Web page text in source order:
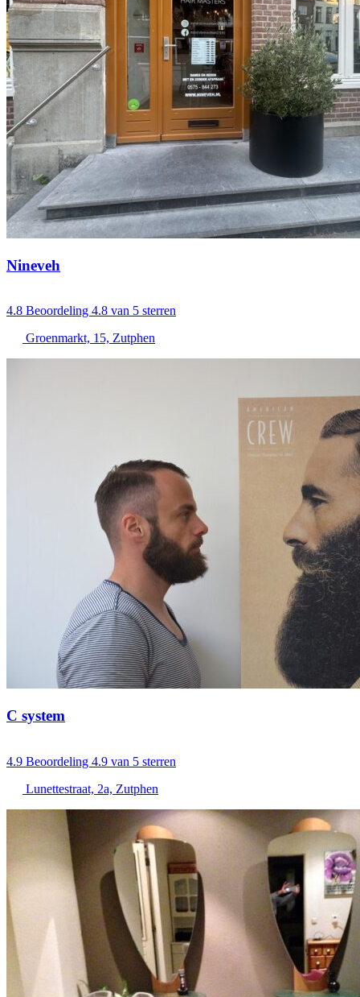
Nineveh
4.8 Beoordeling 4.8 van 5 sterren
Groenmarkt, 15, Zutphen
C system
4.9 Beoordeling 4.9 van 5 sterren
Lunettestraat, 2a, Zutphen